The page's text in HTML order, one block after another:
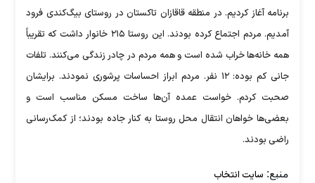
برنامه آغاز کردیم. در منطقه قاقازان تاکستان در روستاى بیگ‌کندى فرود
آمدیم. مردم اجتماع کرده بودند. این روستا ۲۱۵ خانوار داشت که تقریباً
همه خانه‌ها خراب شده است و همه مردم در چادر زندگى مى‌کنند. تلفات
جانی کم بوده: ۱۲ نفر. مردم ابراز احساسات پرشورى نمودند. برایشان
صحبت کردم. خواست عمده آن‌ها ساخت مسکن مناسب است و
بعضى‌ها خواهان انتقال محل روستا به کنار جاده بودند؛ از کمک‌رسانى
راضى بودند.
منبع: سایت انتخاب